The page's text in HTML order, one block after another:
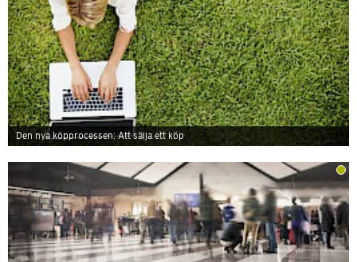
Den nya köpprocessen: Att sälja ett köp